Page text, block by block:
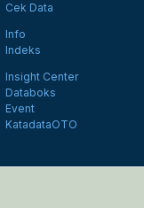
Cek Data
Info
Indeks
Insight Center
Databoks
Event
KatadataOTO